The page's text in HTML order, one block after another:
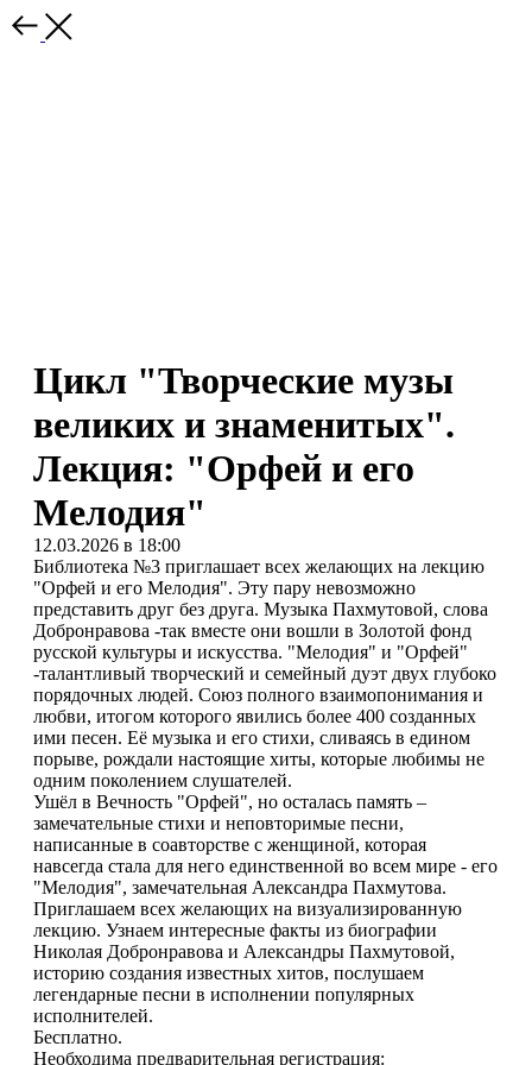
Цикл "Творческие музы
великих и знаменитых".
Лекция: "Орфей и его
Мелодия"
12.03.2026 в 18:00
Библиотека №3 приглашает всех желающих на лекцию
"Орфей и его Мелодия". Эту пару невозможно
представить друг без друга. Музыка Пахмутовой, слова
Добронравова -так вместе они вошли в Золотой фонд
русской культуры и искусства. "Мелодия" и "Орфей"
-талантливый творческий и семейный дуэт двух глубоко
порядочных людей. Союз полного взаимопонимания и
любви, итогом которого явились более 400 созданных
ими песен. Её музыка и его стихи, сливаясь в едином
порыве, рождали настоящие хиты, которые любимы не
одним поколением слушателей.
Ушёл в Вечность "Орфей", но осталась память –
замечательные стихи и неповторимые песни,
написанные в соавторстве с женщиной, которая
навсегда стала для него единственной во всем мире - его
"Мелодия", замечательная Александра Пахмутова.
Приглашаем всех желающих на визуализированную
лекцию. Узнаем интересные факты из биографии
Николая Добронравова и Александры Пахмутовой,
историю создания известных хитов, послушаем
легендарные песни в исполнении популярных
исполнителей.
Бесплатно.
Необходима предварительная регистрация: